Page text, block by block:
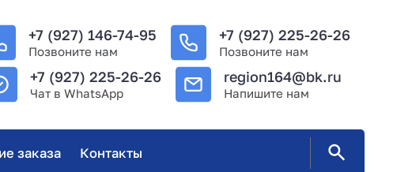
+7 (927) 146-74-95
Позвоните нам
+7 (927) 225-26-26
Позвоните нам
+7 (927) 225-26-26
Чат в WhatsApp
region164@bk.ru
Напишите нам
заказа Контакты